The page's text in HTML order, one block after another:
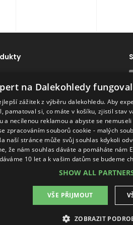
Dálkoměry
Naše značky
na Dalekohledy
zážitek z výběru dalekohledu. Aby
pamatoval si, co máte v košíku, zjistil stav
a necílenou reklamou a abyste se
zpracováním souborů cookie - malých
naší stránce může svůj souhlas kdykoli
že nám souhlas dáváte a pomáháte nám
10 let a k vašim datům se budeme
SHOW ALL
VŠE PŘIJMOUT
ZOBRAZIT